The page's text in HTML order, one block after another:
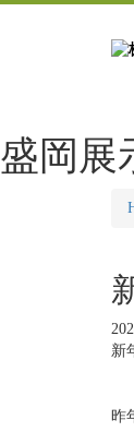
盛岡展
新
昨